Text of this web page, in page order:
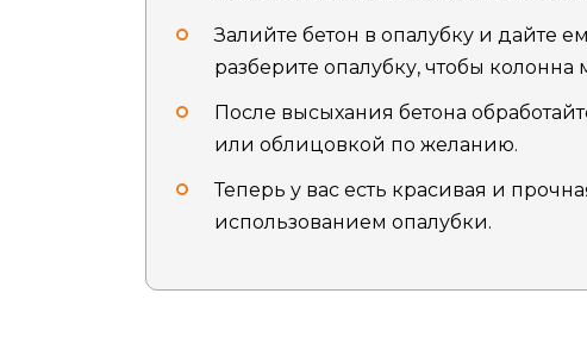
Залийте бетон в опалубку и дайте
разберите опалубку, чтобы колонна
После высыхания бетона
или облицовкой по желанию.
Теперь у вас есть красивая и
использованием опалубки.